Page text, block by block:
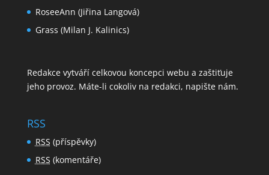
RoseeAnn (Jiřina Langová)
Grass (Milan J. Kalinics)
Redakce vytváří celkovou koncepci webu a zaštiťuje
jeho provoz. Máte-li cokoliv na redakci, napište nám.
RSS
RSS (příspěvky)
RSS (komentáře)